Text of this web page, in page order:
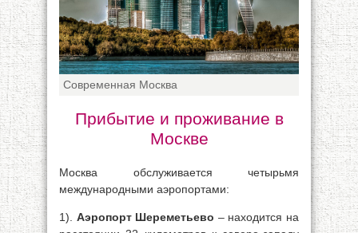
Современная Москва
Прибытие и проживание в
Москве
Москва обслуживается четырьмя
международными аэропортами:
1). Аэропорт Шереметьево – находится на